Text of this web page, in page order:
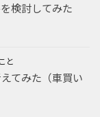
検討してみた
と
てみた（車買い